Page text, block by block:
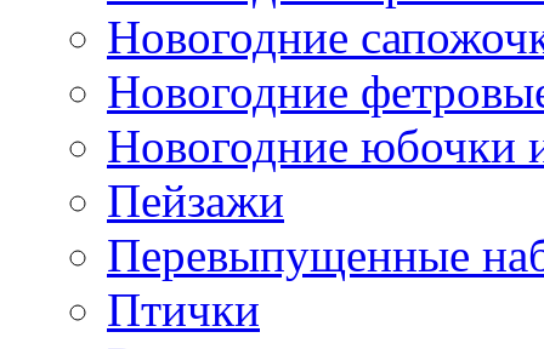
Новогодние
Новогодние
Новогодние юбочки
Пейзажи
Перевыпущенные
Птички